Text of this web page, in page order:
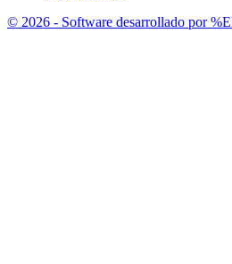
© 2026 - Software desarrollado por